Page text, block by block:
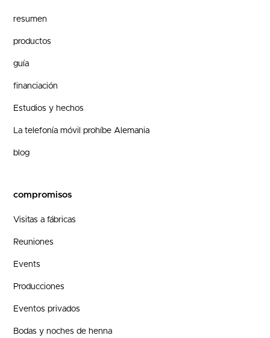
resumen
productos
guía
financiación
Estudios y hechos
La telefonía móvil prohíbe Alemania
blog
compromisos
Visitas a fábricas
Reuniones
Events
Producciones
Eventos privados
Bodas y noches de henna